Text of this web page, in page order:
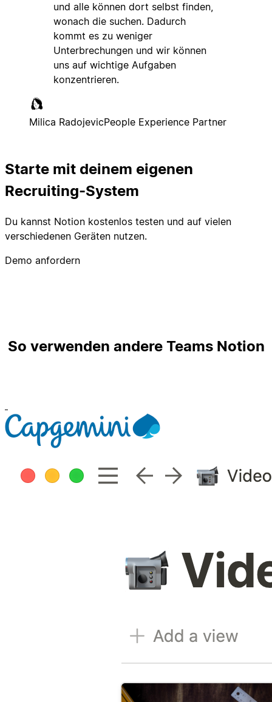
und alle können dort selbst finden,
wonach die suchen. Dadurch
kommt es zu weniger
Unterbrechungen und wir können
uns auf wichtige Aufgaben
konzentrieren.
Milica RadojevicPeople Experience Partner
Starte mit deinem eigenen
Recruiting-System
Du kannst Notion kostenlos testen und auf vielen
verschiedenen Geräten nutzen.
Demo anfordern
So verwenden andere Teams Notion